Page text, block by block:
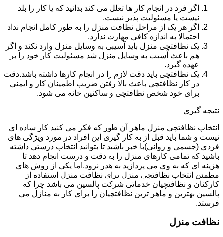
اگر فرد در انجام کار ها تعلل می کند بدانید که یا کار را بلد
نیست یا مسئولیت پذیر نیست.
اگر هر یک از مراحل نظافت منزل را به طور کامل انجام نداد
احتمالا به اندازه کافی مهارت ندارد.
یک نظافتچی منزل باید آسیبی به وسایل منزل وارد نکند و اگر
هم باعث آسیب به وسایل منزل شد مسئولیت کار خود را بر
عهده گیرد.
یک نظافتچی باید دقت لازم را در انجام کارها داشته باشد.دقت
در کار نظافتچی باعث بالا رفتن ضریب اطمینان کار و ایمنی
برای خود شخص نظافتچی و ساکنین خانه می شود.
نتیجه گیری
انتخاب نظافتچی منزل ماهر آن طور که فکر می کنید کار ساده ای
نیست و شما باید قبل از به کار گیری این افراد در مورد ویژگی های
فردی (جسمی و روانی)با خبر باشید تا بتوانید انتخاب درستی داشته
باشید که تمامی کارهای منزل را به دقت و درست انجام دهد تا
هزینه ای که به وی می پردازید به هدر نرود.اما یکی از روش های
مطمئن انتخاب نظافتچی منزل برای نظافت منزل استفاده از
کارکنان و نظافتچیان خدماتی شرکت پالسین می باشد چرا که
پالسین بهترین و ماهر ترین نظافتچیان را برای کار به منازل می
فرستد.
نظافت منزل